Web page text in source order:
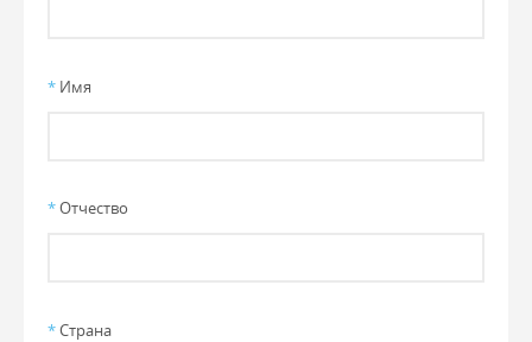
* Имя
*Отчество
*Страна